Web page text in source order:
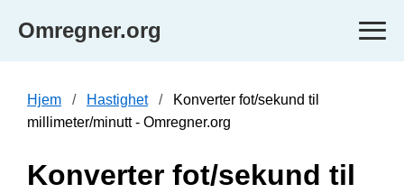
Omregner.org
Hjem Hastighet
Konverter fot/sekund til
millimeter/minutt - Omregner.org
Konverter fot/sekund til